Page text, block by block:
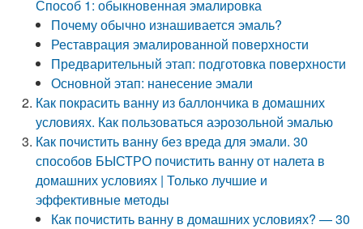
Способ 1: обыкновенная эмалировка
Почему обычно изнашивается эмаль?
Реставрация эмалированной поверхности
Предварительный этап: подготовка поверхности
Основной этап: нанесение эмали
Как покрасить ванну из баллончика в домашних
условиях. Как пользоваться аэрозольной эмалью
Как почистить ванну без вреда для эмали. 30
способов БЫСТРО почистить ванну от налета в
домашних условиях | Только лучшие и
эффективные методы
Как почистить ванну в домашних условиях? — 30